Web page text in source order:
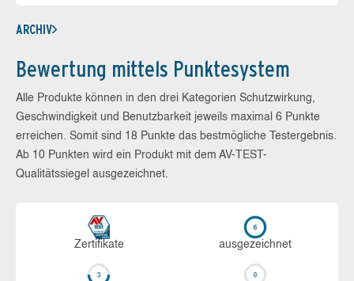
ARCHIV
Bewertung mittels Punktesystem
Alle Produkte können in den drei Kategorien Schutzwirkung,
Geschwindigkeit und Benutzbarkeit jeweils maximal 6 Punkte
erreichen. Somit sind 18 Punkte das bestmögliche Testergebnis.
Ab 10 Punkten wird ein Produkt mit dem AV-TEST-
Qualitätssiegel ausgezeichnet.
Zerti­fikate aus­ge­zeich­net